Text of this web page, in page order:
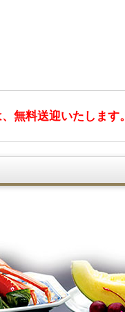
無料送迎いたします。